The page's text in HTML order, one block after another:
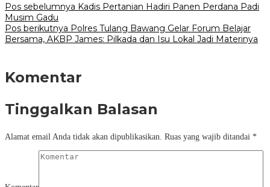
Pos sebelumnya Kadis Pertanian Hadiri Panen Perdana Padi
Musim Gadu
Pos berikutnya Polres Tulang Bawang Gelar Forum Belajar
Bersama, AKBP James: Pilkada dan Isu Lokal Jadi Materinya
Komentar
Tinggalkan Balasan
Alamat email Anda tidak akan dipublikasikan. Ruas yang wajib ditandai *